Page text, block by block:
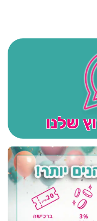
שלנו